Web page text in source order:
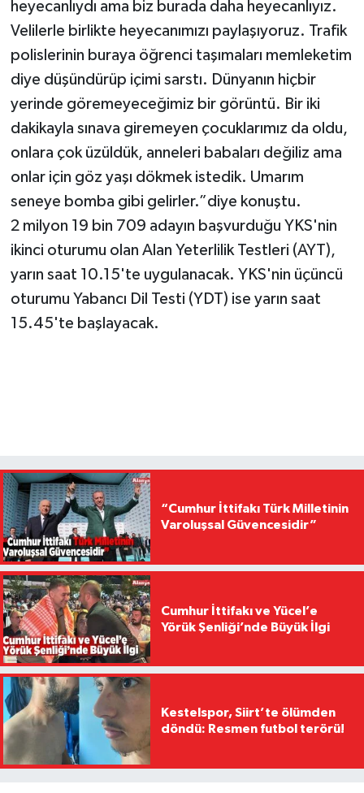
heyecanlıydı ama biz burada daha heyecanlıyız.
Velilerle birlikte heyecanımızı paylaşıyoruz. Trafik
polislerinin buraya öğrenci taşımaları memleketim
diye düşündürüp içimi sarstı. Dünyanın hiçbir
yerinde göremeyeceğimiz bir görüntü. Bir iki
dakikayla sınava giremeyen çocuklarımız da oldu,
onlara çok üzüldük, anneleri babaları değiliz ama
onlar için göz yaşı dökmek istedik. Umarım
seneye bomba gibi gelirler.”diye konuştu.
2 milyon 19 bin 709 adayın başvurduğu YKS'nin
ikinci oturumu olan Alan Yeterlilik Testleri (AYT),
yarın saat 10.15'te uygulanacak. YKS'nin üçüncü
oturumu Yabancı Dil Testi (YDT) ise yarın saat
15.45'te başlayacak.
“Cumhur İttifakı Türk Milletinin
Varoluşsal Güvencesidir”
Cumhur İttifakı ve Yücel’e
Yörük Şenliği’nde Büyük İlgi
Kestelspor, Siirt’te ölümden
döndü: Resmen futbol terörü!